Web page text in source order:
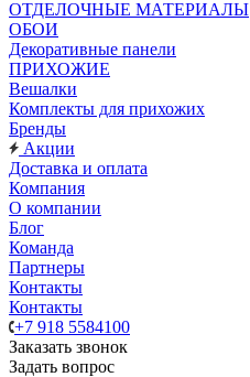
ОТДЕЛОЧНЫЕ МАТЕРИАЛЫ
ОБОИ
Декоративные панели
ПРИХОЖИЕ
Вешалки
Комплекты для прихожих
Бренды
Акции
Доставка и оплата
Компания
О компании
Блог
Команда
Партнеры
Контакты
Контакты
+7 918 5584100
Заказать звонок
Задать вопрос